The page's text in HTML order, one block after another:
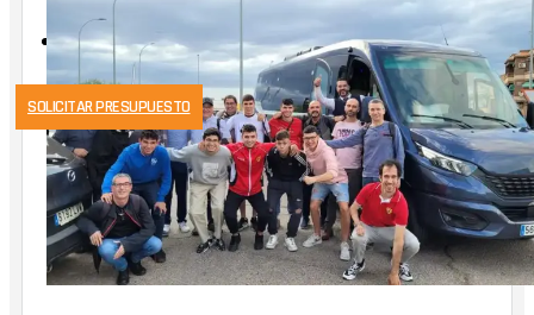
CONTACTO
SOLICITAR PRESUPUESTO